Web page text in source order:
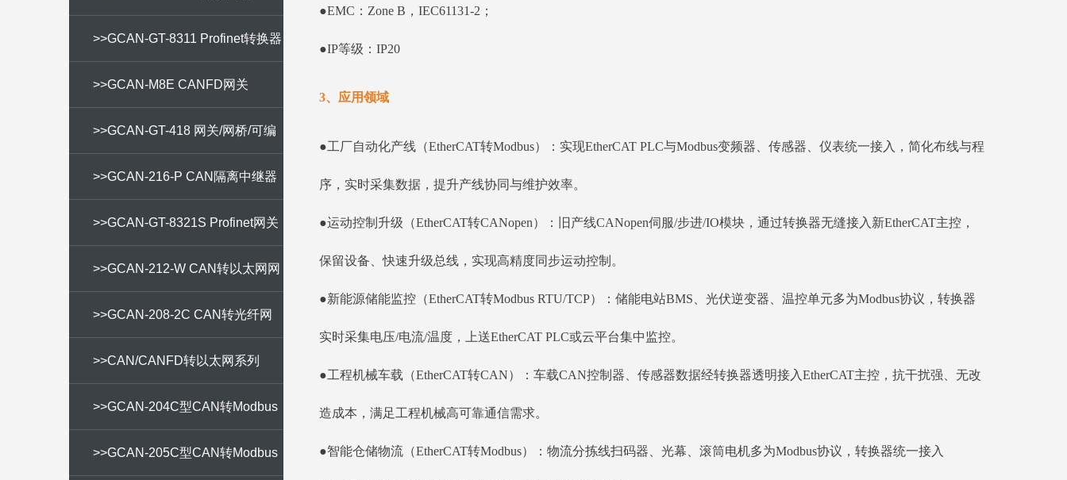
>>GCAN-GT-8311 Profinet转换器
>>GCAN-M8E CANFD网关
>>GCAN-GT-418 网关/网桥/可编
程网关
>>GCAN-216-P CAN隔离中继器
>>GCAN-GT-8321S Profinet网关
>>GCAN-212-W CAN转以太网网
关
>>GCAN-208-2C CAN转光纤网
关
>>CAN/CANFD转以太网系列
>>GCAN-204C型CAN转Modbus
RTU网关
>>GCAN-205C型CAN转Modbus
●EMC：Zone B，IEC61131-2；
●IP等级：IP20
3、应用领域
●工厂自动化产线（EtherCAT转Modbus）：实现EtherCAT PLC与Modbus变频器、传感器、仪表统一接入，简化布线与程
序，实时采集数据，提升产线协同与维护效率。
●运动控制升级（EtherCAT转CANopen）：旧产线CANopen伺服/步进/IO模块，通过转换器无缝接入新EtherCAT主控，
保留设备、快速升级总线，实现高精度同步运动控制。
●新能源储能监控（EtherCAT转Modbus RTU/TCP）：储能电站BMS、光伏逆变器、温控单元多为Modbus协议，转换器
实时采集电压/电流/温度，上送EtherCAT PLC或云平台集中监控。
●工程机械车载（EtherCAT转CAN）：车载CAN控制器、传感器数据经转换器透明接入EtherCAT主控，抗干扰强、无改
造成本，满足工程机械高可靠通信需求。
●智能仓储物流（EtherCAT转Modbus）：物流分拣线扫码器、光幕、滚筒电机多为Modbus协议，转换器统一接入